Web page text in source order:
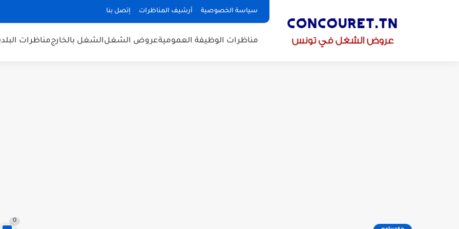
سياسة الخصوصية أرشيف المناظرات إتصل بنا
مناظرات الوظيفة العموميةعروض الشغلالشغل بالخارجمناظرات
0